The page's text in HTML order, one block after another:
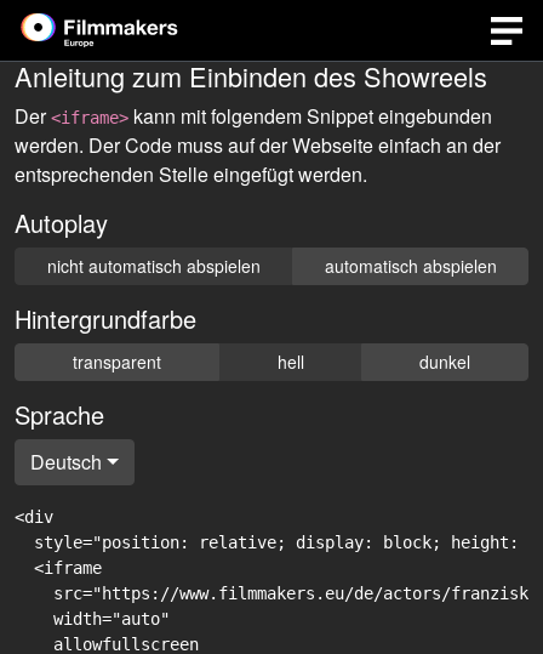
Anleitung zum Einbinden des Showreels
Der<iframe> kann mit folgendem Snippet eingebunden
werden. Der Code muss auf der Webseite einfach an der
entsprechenden Stelle eingefügt werden.
Autoplay
nicht automatisch abspielen automatisch abspielen
Hintergrundfarbe
transparent hell dunkel
Sprache
Deutsch
<div
style="position: relative; display: block; height:
  <iframe
src="https://www.filmmakers.eu/de/actors/
    width="auto"
    allowfullscreen